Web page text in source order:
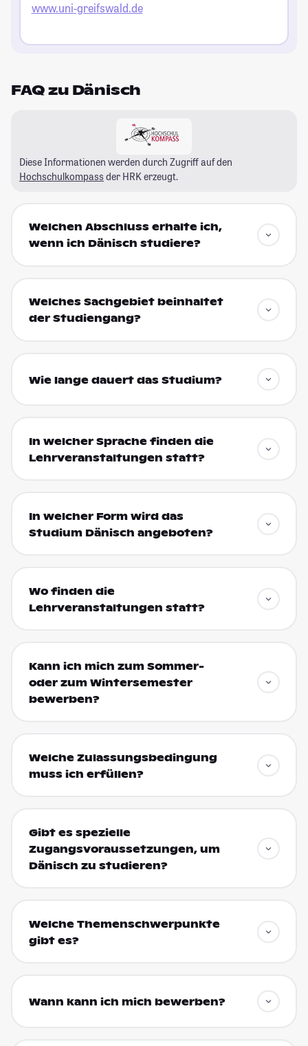
www.uni-greifswald.de
FAQ zu Dänisch
Diese Informationen werden durch Zugriff auf den
Hochschulkompass der HRK erzeugt.
Welchen Abschluss erhalte ich,
wenn ich Dänisch studiere?
Welches Sachgebiet beinhaltet
der Studiengang?
Wie lange dauert das Studium?
In welcher Sprache finden die
Lehrveranstaltungen statt?
In welcher Form wird das
Studium Dänisch angeboten?
Wo finden die
Lehrveranstaltungen statt?
Kann ich mich zum Sommer-
oder zum Wintersemester
bewerben?
Welche Zulassungsbedingung
muss ich erfüllen?
Gibt es spezielle
Zugangsvoraussetzungen, um
Dänisch zu studieren?
Welche Themenschwerpunkte
gibt es?
Wann kann ich mich bewerben?